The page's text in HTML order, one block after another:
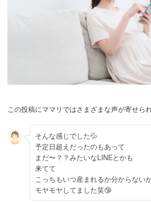
この投稿にママリではさまざまな声が寄せら
そんな感じでした💦
予定日超えだったのもあって
まだ〜？？みたいなLINEとかも
来てて
こっちもいつ産まれるか分からない
モヤモヤしてました笑🤥